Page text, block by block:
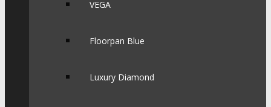
VEGA
Floorpan Blue
Luxury Diamond